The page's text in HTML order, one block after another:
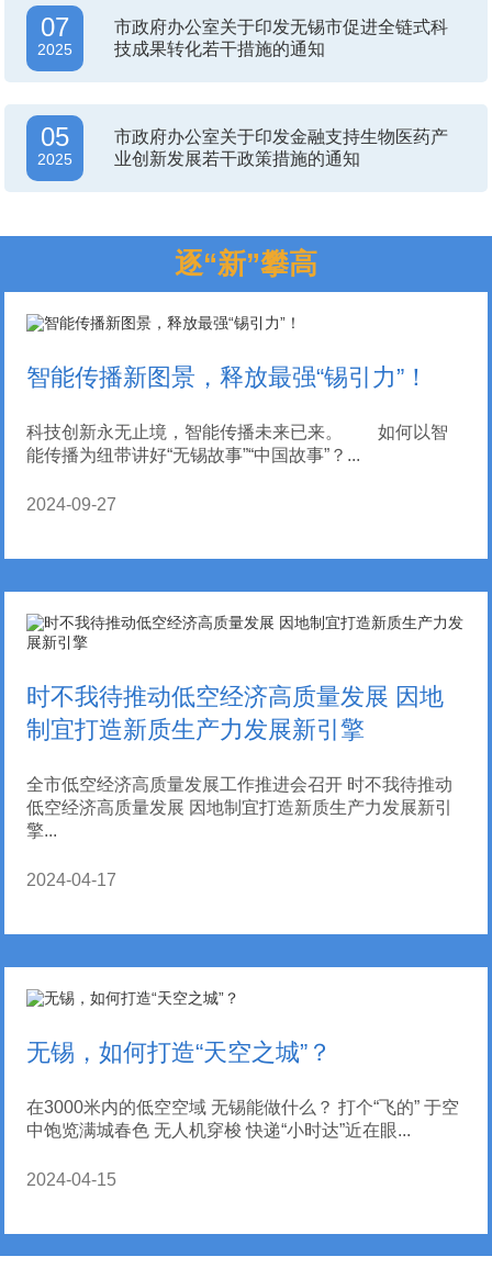
07
2025
市政府办公室关于印发无锡市促进全链式科
技成果转化若干措施的通知
05
2025
市政府办公室关于印发金融支持生物医药产
业创新发展若干政策措施的通知
逐“新”攀高
智能传播新图景，释放最强“锡引力”！
科技创新永无止境，智能传播未来已来。 如何以智
能传播为纽带讲好“无锡故事”“中国故事”？...
2024-09-27
时不我待推动低空经济高质量发展 因地
制宜打造新质生产力发展新引擎
全市低空经济高质量发展工作推进会召开 时不我待推动
低空经济高质量发展 因地制宜打造新质生产力发展新引
擎...
2024-04-17
无锡，如何打造“天空之城”？
在3000米内的低空空域 无锡能做什么？ 打个“飞的” 于空
中饱览满城春色 无人机穿梭 快递“小时达”近在眼...
2024-04-15